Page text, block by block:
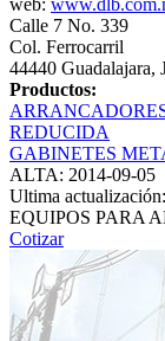
Calle 7 No. 339
Col. Ferrocarril
44440 Guadalajara,
Productos:
REDUCIDA
GABINETES
ALTA: 2014-09-05
Ultima
EQUIPOS PARA
Cotizar